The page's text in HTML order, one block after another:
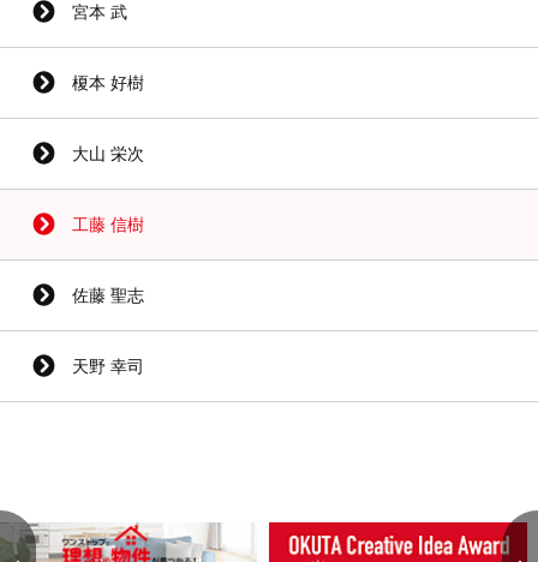
宮本 武
榎本 好樹
大山 栄次
工藤 信樹
佐藤 聖志
天野 幸司